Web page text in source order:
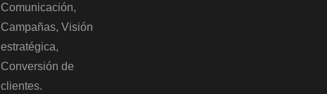
Comunicación,
Campañas, Visión
estratégica,
Conversión de
clientes.